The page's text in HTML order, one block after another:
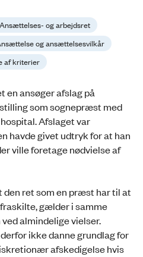
Ansættelses- og arbejdsret
og ansættelsesvilkår
af kriterier
en ansøger afslag på
som sognepræst med
Afslaget var
havde givet udtryk for at han
ville foretage nødvielse af
ret som en præst har til at
gælder i samme
almindelige vielser.
ikke danne grundlag for
afskedigelse hvis